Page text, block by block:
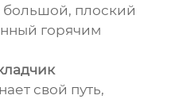
большой, плоский
горячим
свой путь,